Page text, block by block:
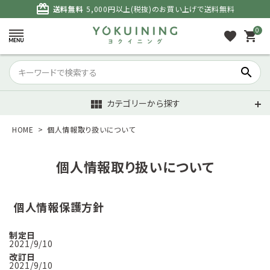
card_giftcard 送料無料 5,000円以上(税抜)のお買い上げで送料無料
favorite 0
shopping_cart
search
view_module カテゴリーから探す
HOME 個人情報取り扱いについて
個人情報取り扱いについて
個人情報保護方針
制定日
2021/9/10
改訂日
2021/9/10